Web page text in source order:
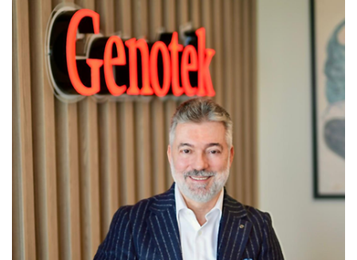
© 2001 Rota Yayın Yapım Tanıtım Tic. Ltd. Şti. Bu Sitede Bulunan
Yazı Ve Çizimlerin Her Hakkı Saklıdır.
Asquared WordPress Agencytarafından tasarlanmış ve
kodlanmıştır.